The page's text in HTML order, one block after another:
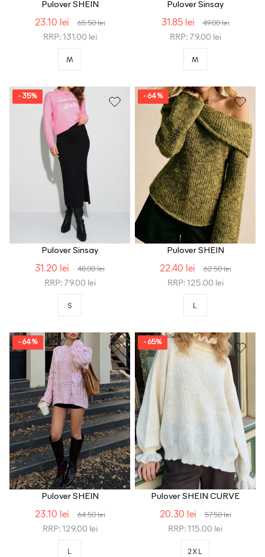
Pulover SHEIN
23.10 lei 65.50 lei
RRP: 131.00 lei
M
Pulover Sinsay
31.85 lei 49.00 lei
RRP: 79.00 lei
M
- 35%
Pulover Sinsay
31.20 lei 48.00 lei
RRP: 79.00 lei
S
- 64%
Pulover SHEIN
22.40 lei 62.50 lei
RRP: 125.00 lei
L
- 64%
Pulover SHEIN
23.10 lei 64.50 lei
RRP: 129.00 lei
L
- 65%
Pulover SHEIN CURVE
20.30 lei 57.50 lei
RRP: 115.00 lei
2XL